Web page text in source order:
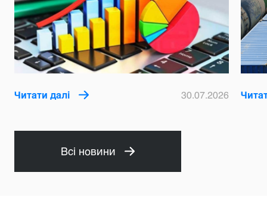
Читати далі 30.07.2026
Всі новини